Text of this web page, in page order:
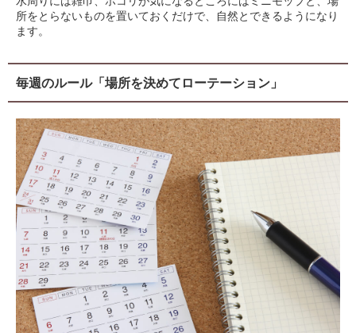
所をとらないものを置いておくだけで、自然とできるようになり
ます。
毎週のルール「場所を決めてローテーション」